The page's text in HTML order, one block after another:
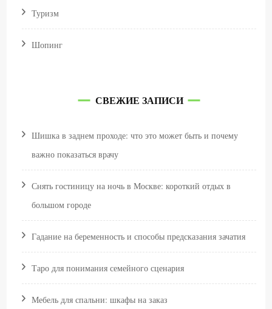
Туризм
Шопинг
СВЕЖИЕ ЗАПИСИ
Шишка в заднем проходе: что это может быть и почему
важно показаться врачу
Снять гостиницу на ночь в Москве: короткий отдых в
большом городе
Гадание на беременность и способы предсказания зачатия
Таро для понимания семейного сценария
Мебель для спальни: шкафы на заказ